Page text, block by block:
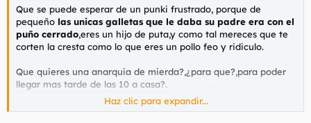
Que se puede esperar de un punki frustrado, porque de
pequeño las unicas galletas que le daba su padre era con el
puño cerrado,eres un hijo de puta,y como tal mereces que te
corten la cresta como lo que eres un pollo feo y ridiculo.
Que quieres una anarquia de mierda?,¿para que?,para poder
llegar mas tarde de las 10 a casa?.
eres un retrogrado y ya de paso un rojo.
Haz clic para expandir...